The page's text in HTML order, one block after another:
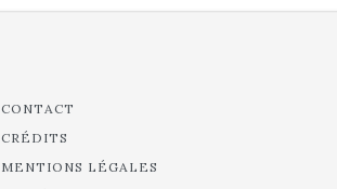
CONTACT
CRÉDITS
MENTIONS LÉGALES